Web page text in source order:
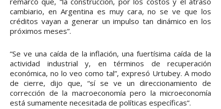
cambiario, en Argentina es muy cara, no se ve que los
créditos vayan a generar un impulso tan dinámico en los
próximos meses”.
“Se ve una caída de la inflación, una fuertísima caída de la
actividad industrial y, en términos de recuperación
económica, no lo veo como tal”, expresó Urtubey. A modo
de cierre, dijo que, “sí se ve un direccionamiento de
corrección de la macroeconomía pero la microeconomía
está sumamente necesitada de políticas específicas”.